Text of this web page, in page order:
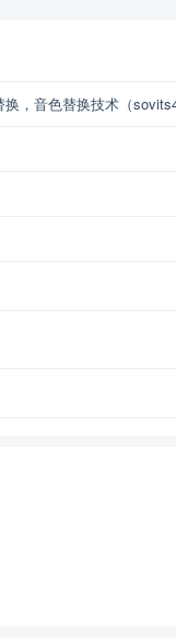
，音色替换技术（